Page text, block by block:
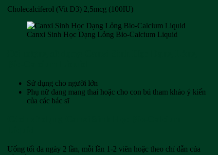
Cholecalciferol (Vit D3) 2,5mcg (100IU)
Canxi Sinh Học Dạng Lỏng Bio-Calcium Liquid
Sử dụng cho người lớn
Phụ nữ đang mang thai hoặc cho con bú tham khảo ý kiến
của các bác sĩ
Uống tối đa ngày 2 lần, mỗi lần 1-2 viên hoặc theo chỉ dẫn của